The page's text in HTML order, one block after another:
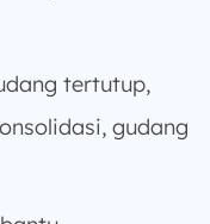
tertutup,
gudang